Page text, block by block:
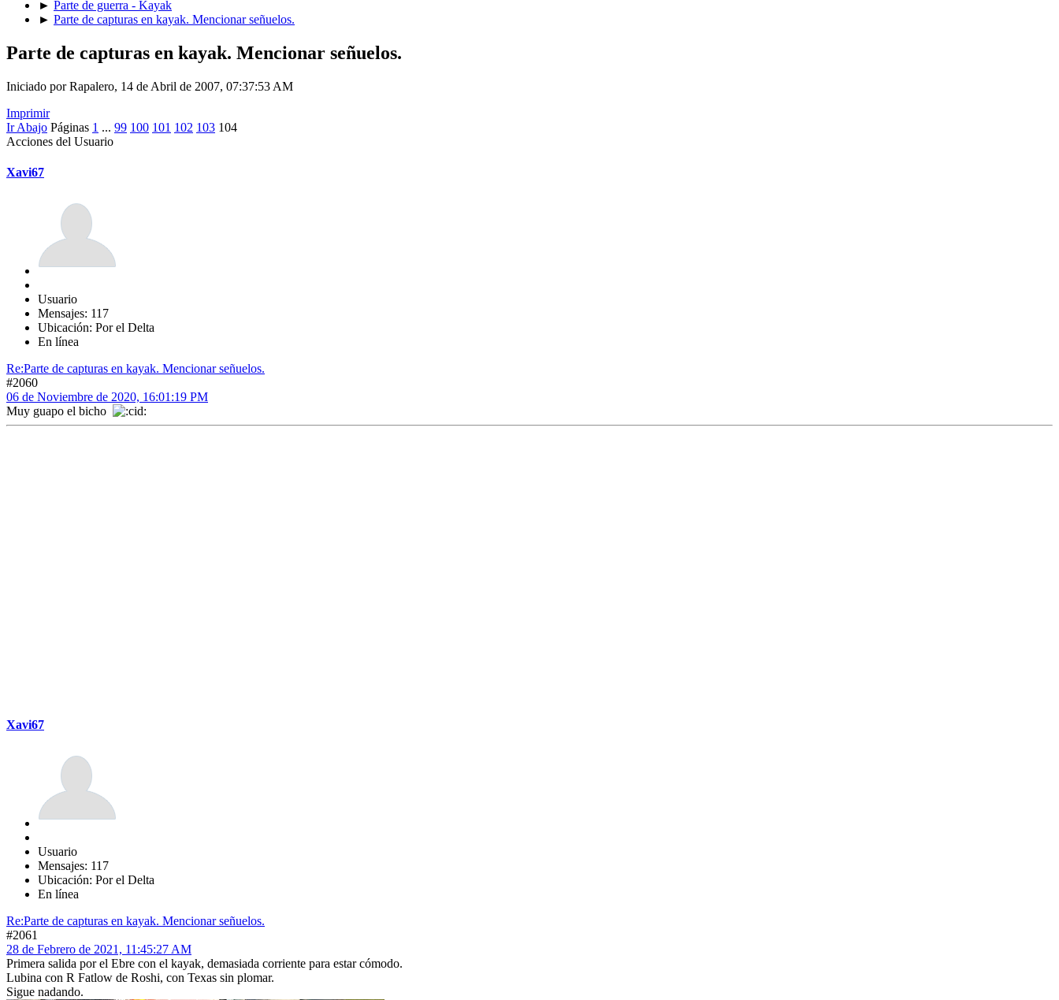
► Parte de guerra - Kayak
► Parte de capturas en kayak. Mencionar señuelos.
Parte de capturas en kayak. Mencionar señuelos.
Iniciado por Rapalero, 14 de Abril de 2007, 07:37:53 AM
Imprimir
Ir Abajo Páginas 1 ... 99 100 101 102 103 104
Acciones del Usuario
Xavi67
Usuario
Mensajes: 117
Ubicación: Por el Delta
En línea
Re:Parte de capturas en kayak. Mencionar señuelos.
#2060
06 de Noviembre de 2020, 16:01:19 PM
Muy guapo el bicho
Xavi67
Usuario
Mensajes: 117
Ubicación: Por el Delta
En línea
Re:Parte de capturas en kayak. Mencionar señuelos.
#2061
28 de Febrero de 2021, 11:45:27 AM
Primera salida por el Ebre con el kayak, demasiada corriente para estar cómodo.
Lubina con R Fatlow de Roshi, con Texas sin plomar.
Sigue nadando.